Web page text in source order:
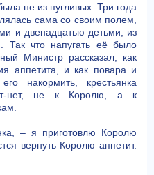
не из пугливых. Три года
сама со своим полем,
и двенадцатью детьми, из
Так что напугать её было
Министр рассказал, как
аппетита, и как повара и
накормить, крестьянка
нет, не к Королю, а к
– я приготовлю Королю
вернуть Королю аппетит.